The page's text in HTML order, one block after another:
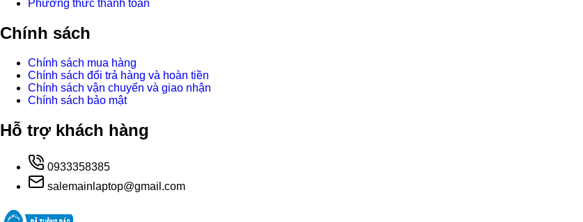
Phương thức thanh toán
Chính sách
Chính sách mua hàng
Chính sách đổi trả hàng và hoàn tiền
Chính sách vận chuyển và giao nhận
Chính sách bảo mật
Hỗ trợ khách hàng
0933358385
salemainlaptop@gmail.com